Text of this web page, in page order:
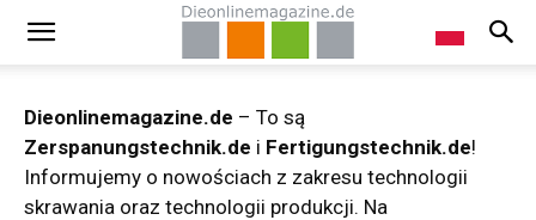
Dieonlinemagazine.de – To są
Zerspanungstechnik.de i Fertigungstechnik.de!
Informujemy o nowościach z zakresu technologii
skrawania oraz technologii produkcji. Na